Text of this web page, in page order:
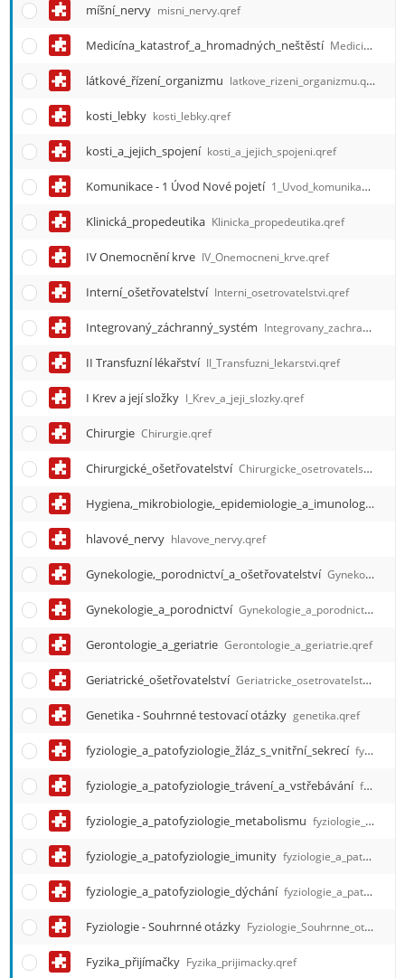
míšní_nervy misni_nervy.qref
Medicína_katastrof_a_hromadných_neštěstí Medicina_katastrof_a_hromadnych_nestesti.qref
látkové_řízení_organizmu latkove_rizeni_organizmu.qref
kosti_lebky kosti_lebky.qref
kosti_a_jejich_spojení kosti_a_jejich_spojeni.qref
Komunikace - 1 Úvod Nové pojetí 1_Uvod_komunikace.qref
Klinická_propedeutika Klinicka_propedeutika.qref
IV Onemocnění krve IV_Onemocneni_krve.qref
Interní_ošetřovatelství Interni_osetrovatelstvi.qref
Integrovaný_záchranný_systém Integrovany_zachranny_system.qref
II Transfuzní lékařství II_Transfuzni_lekarstvi.qref
I Krev a její složky I_Krev_a_jeji_slozky.qref
Chirurgie Chirurgie.qref
Chirurgické_ošetřovatelství Chirurgicke_osetrovatelstvi.qref
Hygiena,_mikrobiologie,_epidemiologie_a_imunologie
hlavové_nervy hlavove_nervy.qref
Gynekologie,_porodnictví_a_ošetřovatelství Gynekologie__porodnictvi_a_osetrovatelstvi.qref
Gynekologie_a_porodnictví Gynekologie_a_porodnictvi.qref
Gerontologie_a_geriatrie Gerontologie_a_geriatrie.qref
Geriatrické_ošetřovatelství Geriatricke_osetrovatelstvi.qref
Genetika - Souhrnné testovací otázky genetika.qref
fyziologie_a_patofyziologie_žláz_s_vnitřní_sekrecí fyziologie_a_patofyziologie_zlaz_s_vnitrni_sekreci.qref
fyziologie_a_patofyziologie_trávení_a_vstřebávání fyziologie_a_patofyziologie_traveni_a_vstrebavani.qref
fyziologie_a_patofyziologie_metabolismu fyziologie_a_patofyziologie_metabolismu.qref
fyziologie_a_patofyziologie_imunity fyziologie_a_patofyziologie_imunity.qref
fyziologie_a_patofyziologie_dýchání fyziologie_a_patofyziologie_dychani.qref
Fyziologie - Souhrnné otázky Fyziologie_Souhrnne_otazky.qref
Fyzika_přijímačky Fyzika_prijimacky.qref